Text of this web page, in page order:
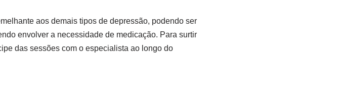
aos demais tipos de depressão, podendo ser
envolver a necessidade de medicação. Para surtir
das sessões com o especialista ao longo do